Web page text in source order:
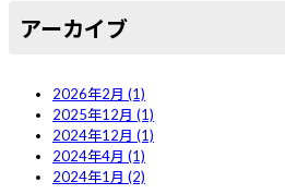
アーカイブ
2026年2月 (1)
2025年12月 (1)
2024年12月 (1)
2024年4月 (1)
2024年1月 (2)